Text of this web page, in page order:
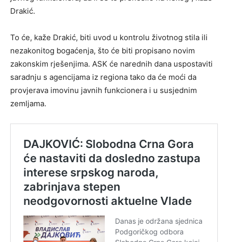
Drakić.
To će, kaže Drakić, biti uvod u kontrolu životnog stila ili
nezakonitog bogaćenja, što će biti propisano novim
zakonskim rješenjima. ASK će narednih dana uspostaviti
saradnju s agencijama iz regiona tako da će moći da
provjerava imovinu javnih funkcionera i u susjednim
zemljama.